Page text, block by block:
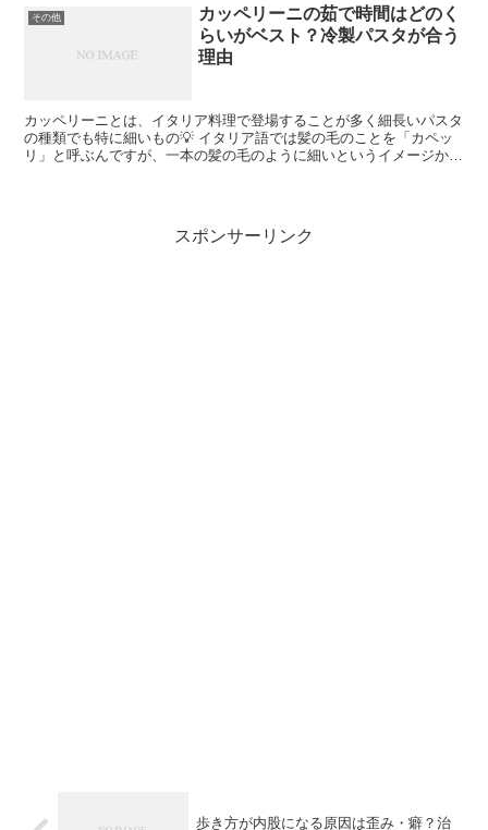
その他
カッペリーニの茹で時間はどのく
らいがベスト？冷製パスタが合う
理由
カッペリーニとは、イタリア料理で登場することが多く細長いパスタ
の種類でも特に細いもの💡 イタリア語では髪の毛のことを「カペッ
リ」と呼ぶんですが、一本の髪の毛のように細いというイメージから
スポンサーリンク
歩き方が内股になる原因は歪み・癖？治